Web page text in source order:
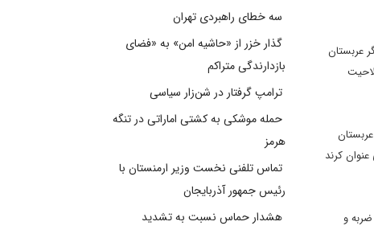
عربستان
کرند
و
سه خطای راهبردی تهران
گذار خزر از «حاشیه امن» به «فضای
بازدارندگی متراکم
ترامپ گرفتار در شن‌زار سیاسی
حمله موشکی به کشتی اماراتی در تنگه
هرمز
تماس تلفنی نخست وزیر ارمنستان با
رئیس جمهور آذربایجان
هشدار حماس نسبت به تشدید